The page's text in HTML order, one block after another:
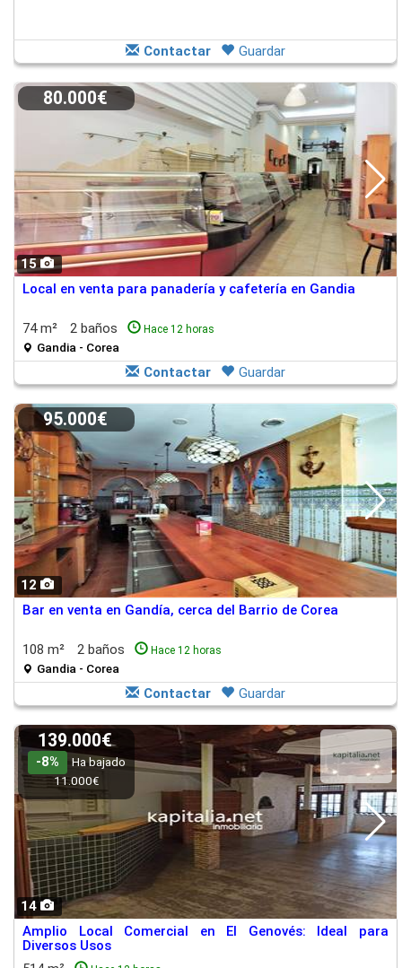
Contactar Guardar
15
80.000€
Local en venta para panadería y cafetería en Gandia
74 m² 2 baños Hace 12 horas
Gandia - Corea
Contactar Guardar
12
95.000€
Bar en venta en Gandía, cerca del Barrio de Corea
108 m² 2 baños Hace 12 horas
Gandia - Corea
Contactar Guardar
14
139.000€
-8%
Ha bajado
11.000€
Amplio Local Comercial en El Genovés: Ideal para
Diversos Usos